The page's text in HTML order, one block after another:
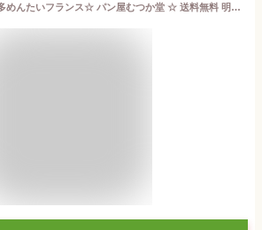
【 6本入り】博多めんたいフランス☆ パン屋むつか堂 ☆ 送料無料 明太フランス セット 焼成冷凍パン グルメ 国産小麦 フランスパン ハード系 バゲット めんたいこ 九州 ご当地 冷凍 冷凍パン 自然解凍 長持ち 長期保存 プレゼント ギフト 備蓄 取り寄せ まとめ買い